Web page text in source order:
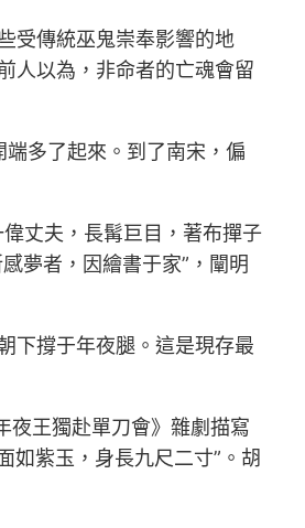
受傳統巫鬼崇奉影響的地
人以為，非命者的亡魂會留
多了起來。到了南宋，偏
丈夫，長髯巨目，著布撣子
夢者，因繪書于家”，闡明
下撐于年夜腿。這是現存最
夜王獨赴單刀會》雜劇描寫
如紫玉，身長九尺二寸”。胡